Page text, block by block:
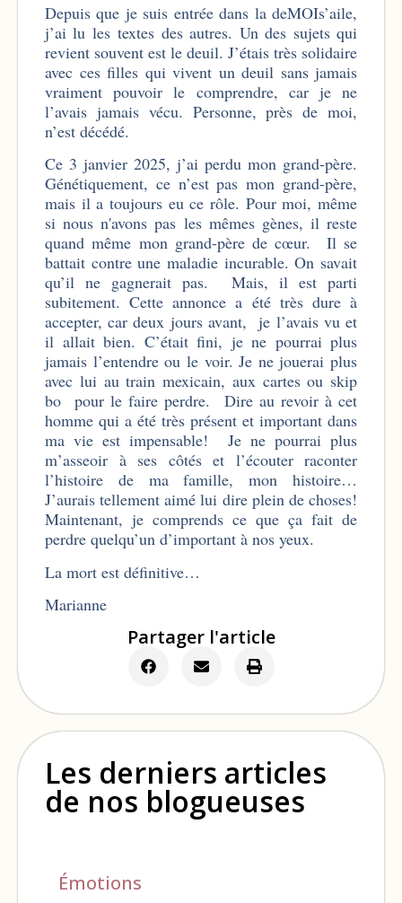
Depuis que je suis entrée dans la deMOIs’aile,
j’ai lu les textes des autres. Un des sujets qui
revient souvent est le deuil. J’étais très solidaire
avec ces filles qui vivent un deuil sans jamais
vraiment pouvoir le comprendre, car je ne
l’avais jamais vécu. Personne, près de moi,
n’est décédé.
Ce 3 janvier 2025, j’ai perdu mon grand-père.
Génétiquement, ce n’est pas mon grand-père,
mais il a toujours eu ce rôle. Pour moi, même
si nous n'avons pas les mêmes gènes, il reste
quand même mon grand-père de cœur. Il se
battait contre une maladie incurable. On savait
qu’il ne gagnerait pas. Mais, il est parti
subitement. Cette annonce a été très dure à
accepter, car deux jours avant, je l’avais vu et
il allait bien. C’était fini, je ne pourrai plus
jamais l’entendre ou le voir. Je ne jouerai plus
avec lui au train mexicain, aux cartes ou skip
bo pour le faire perdre. Dire au revoir à cet
homme qui a été très présent et important dans
ma vie est impensable! Je ne pourrai plus
m’asseoir à ses côtés et l’écouter raconter
l’histoire de ma famille, mon histoire…
J’aurais tellement aimé lui dire plein de choses!
Maintenant, je comprends ce que ça fait de
perdre quelqu’un d’important à nos yeux.
La mort est définitive…
Marianne
Partager l'article
Les derniers articles
de nos blogueuses
Émotions